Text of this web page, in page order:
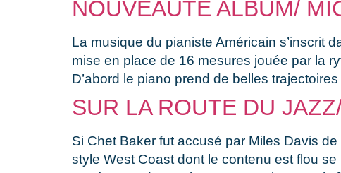
NOUVEAUTÉ ALBUM/
La musique du pianiste Américain s’inscrit
mise en place de 16 mesures jouée par la
D’abord le piano prend de belles
SUR LA ROUTE DU
Si Chet Baker fut accusé par Miles Davis
style West Coast dont le contenu est flou